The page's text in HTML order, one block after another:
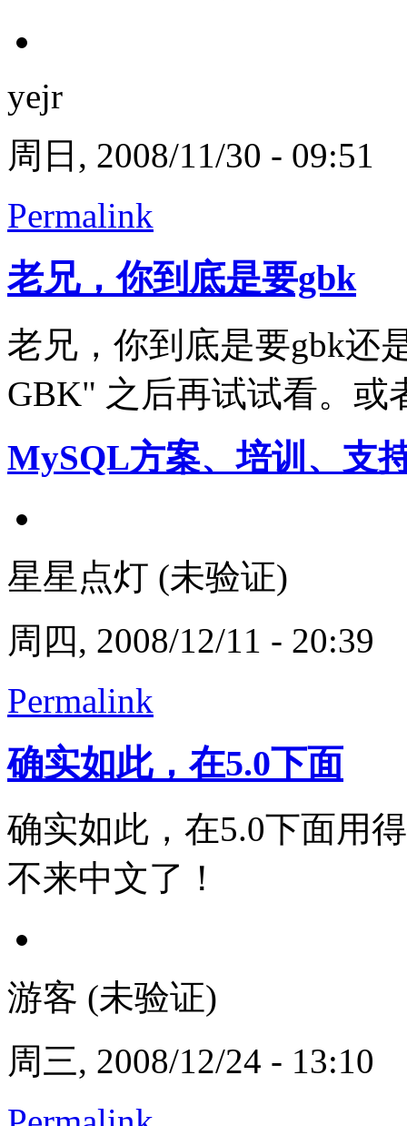
yejr
周日, 2008/11/30 - 09:51
Permalink
老兄，你到底是要gbk
老兄，你到底是要gbk还
GBK" 之后再试试看。或
MySQL方案、培训、支
星星点灯 (未验证)
周四, 2008/12/11 - 20:39
Permalink
确实如此，在5.0下面
确实如此，在5.0下面用
不来中文了！
游客 (未验证)
周三, 2008/12/24 - 13:10